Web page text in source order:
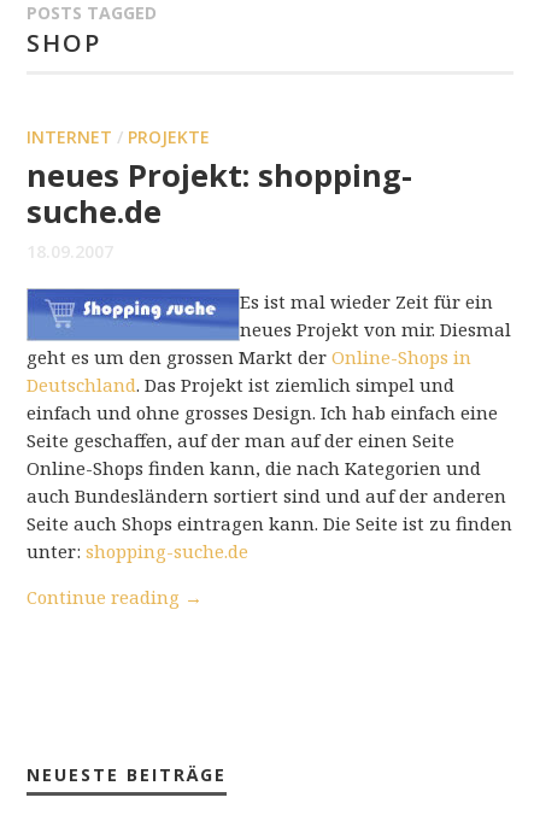
POSTS TAGGED
SHOP
INTERNET / PROJEKTE
neues Projekt: shopping-
suche.de
18.09.2007
Es ist mal wieder Zeit für ein
neues Projekt von mir. Diesmal
geht es um den grossen Markt derOnline-Shops in
Deutschland. Das Projekt ist ziemlich simpel und
einfach und ohne grosses Design. Ich hab einfach eine
Seite geschaffen, auf der man auf der einen Seite
Online-Shops finden kann, die nach Kategorien und
auch Bundesländern sortiert sind und auf der anderen
Seite auch Shops eintragen kann. Die Seite ist zu finden
unter:shopping-suche.de
Continue reading →
NEUESTE BEITRÄGE